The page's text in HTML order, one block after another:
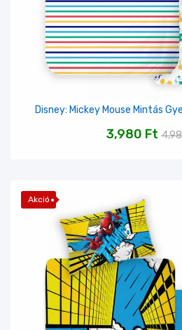
Disney: Mickey Mouse Mintás
3,980 Ft
Akció